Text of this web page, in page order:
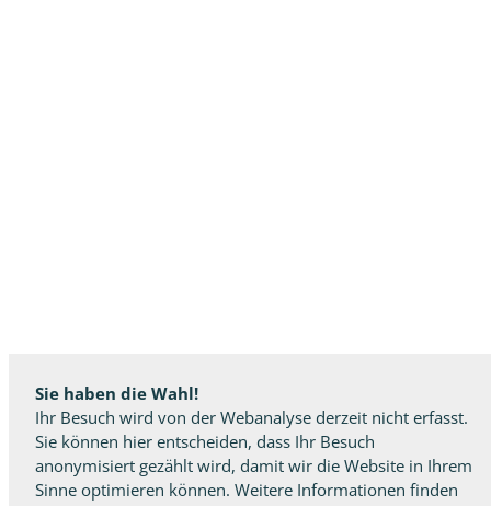
Sie haben die Wahl!
Ihr Besuch wird von der Webanalyse derzeit nicht erfasst.
Sie können hier entscheiden, dass Ihr Besuch
anonymisiert gezählt wird, damit wir die Website in Ihrem
Sinne optimieren können. Weitere Informationen finden